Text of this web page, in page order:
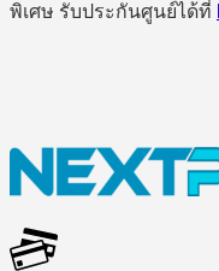
พิเศษ รับประกันศูนย์ได้ที่